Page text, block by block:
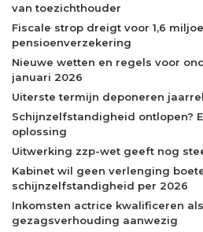
van toezichthouder
Fiscale strop dreigt voor 1,6
pensioenverzekering
Nieuwe wetten en regels voor
januari 2026
Uiterste termijn deponeren
Schijnzelfstandigheid ontlopen?
oplossing
Uitwerking zzp-wet geeft nog
Kabinet wil geen verlenging
schijnzelfstandigheid per 2026
Inkomsten actrice kwalificeren
gezagsverhouding aanwezig